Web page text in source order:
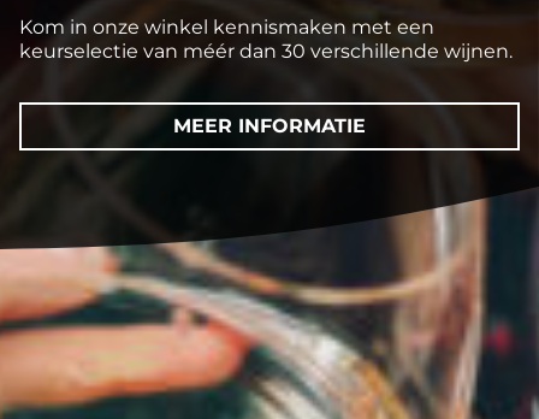
Kom in onze winkel kennismaken met een
keurselectie van méér dan 30 verschillende wijnen.
MEER INFORMATIE